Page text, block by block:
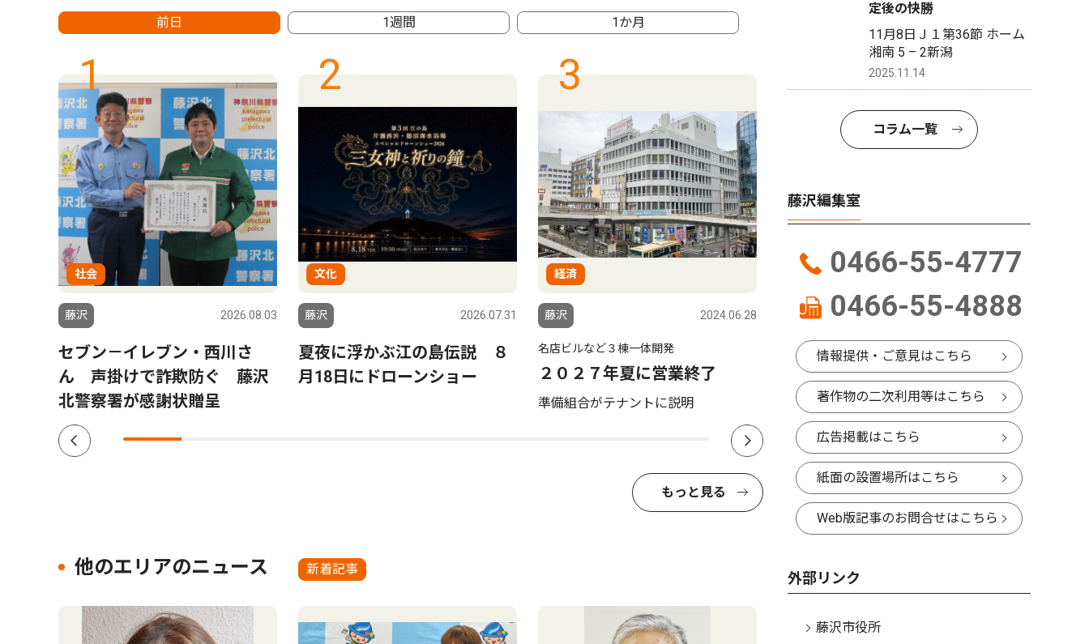
前日 1週間 1か月
1
社会
藤沢 2026.08.03
セブン－イレブン・西川さ
ん 声掛けで詐欺防ぐ 藤沢
北警察署が感謝状贈呈
2
文化
藤沢 2026.07.31
夏夜に浮かぶ江の島伝説 ８
月18日にドローンショー
3
経済
藤沢 2024.06.28
名店ビルなど３棟一体開発
２０２７年夏に営業終了
準備組合がテナントに説明
文化
藤沢 2026.07.29
発酵食品と盆踊り ８月５日
江の島で祭り
藤沢駅
響、計画
もっと見る
他のエリアのニュース 新着記事
定後の快勝
11月8日Ｊ１第36節 ホーム
湘南 5 – 2新潟
2025.11.14
コラム一覧
藤沢編集室
0466-55-4777
0466-55-4888
情報提供・ご意見はこちら
著作物の二次利用等はこちら
広告掲載はこちら
紙面の設置場所はこちら
Web版記事のお問合せはこちら
外部リンク
藤沢市役所